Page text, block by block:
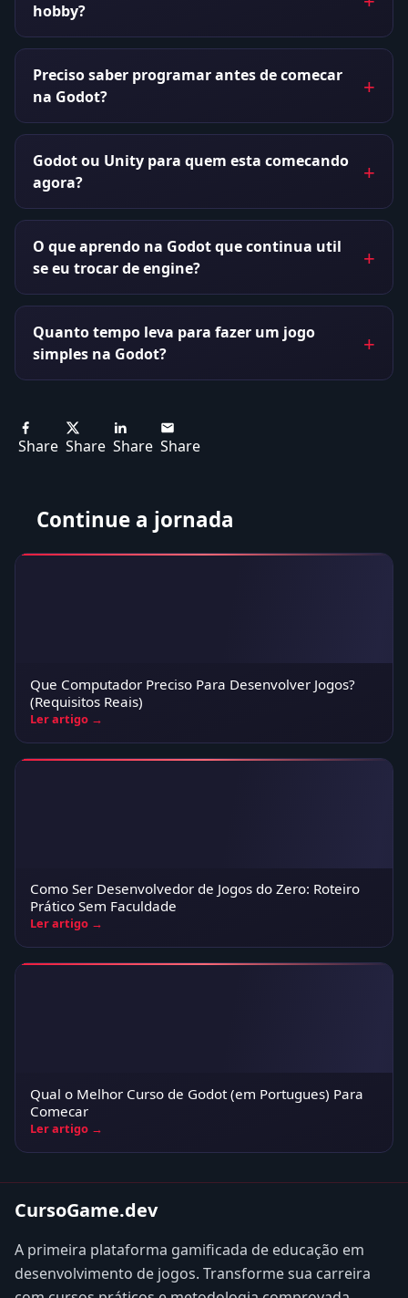
hobby?
Preciso saber programar antes de comecar
na Godot?
Godot ou Unity para quem esta comecando
agora?
O que aprendo na Godot que continua util
se eu trocar de engine?
Quanto tempo leva para fazer um jogo
simples na Godot?
Share Share Share Share
Continue a jornada
Que Computador Preciso Para Desenvolver Jogos?
(Requisitos Reais)
Ler artigo →
Como Ser Desenvolvedor de Jogos do Zero: Roteiro
Prático Sem Faculdade
Ler artigo →
Qual o Melhor Curso de Godot (em Portugues) Para
Comecar
Ler artigo →
CursoGame.dev
A primeira plataforma gamificada de educação em
desenvolvimento de jogos. Transforme sua carreira